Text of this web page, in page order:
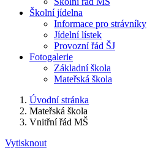
Školní jídelna
Informace pro strávníky
Jídelní lístek
Provozní řád ŠJ
Fotogalerie
Základní škola
Mateřská škola
Úvodní stránka
Mateřská škola
Vnitřní řád MŠ
Vytisknout